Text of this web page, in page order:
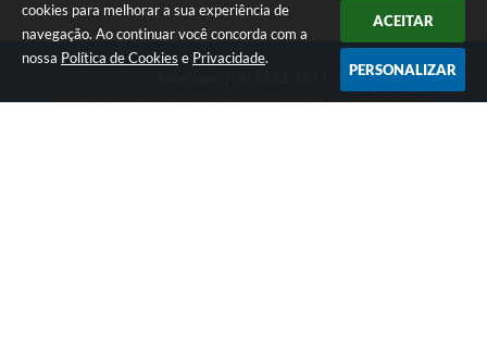
cookies para melhorar a sua experiência de
navegação. Ao continuar você concorda com a
nossa Política de Cookies e Privacidade.
ACEITAR
PERSONALIZAR
Endereço: Rua Minas Gerais, 274 Centro | CEP: 19640-015